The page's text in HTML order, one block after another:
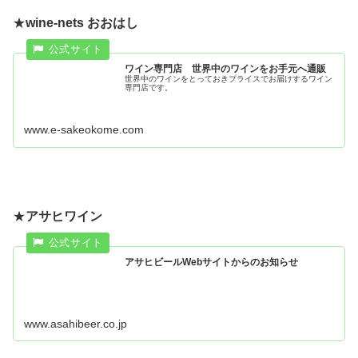
★wine-nets おおはし
ワイン専門店 世界中のワインをお手元へ通販
世界中のワインをとっておきプライスでお届けするワイン
専門店です。
www.e-sakeokome.com
★アサヒワイン
アサヒビールWebサイトからのお知らせ
www.asahibeer.co.jp